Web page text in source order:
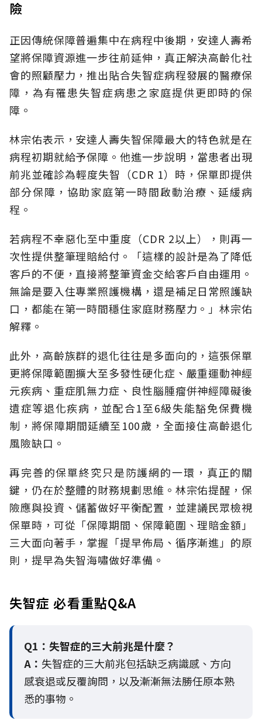
險
正因傳統保障普遍集中在病程中後期，安達人壽希
望將保障資源進一步往前延伸，真正解決高齡化社
會的照顧壓力，推出貼合失智症病程發展的醫療保
障，為有罹患失智症病患之家庭提供更即時的保
障。
林宗佑表示，安達人壽失智保障最大的特色就是在
病程初期就給予保障。他進一步說明，當患者出現
前兆並確診為輕度失智（CDR 1）時，保單即提供
部分保障，協助家庭第一時間啟動治療、延緩病
程。
若病程不幸惡化至中重度（CDR 2以上），則再一
次性提供整筆理賠給付。「這樣的設計是為了降低
客戶的不便，直接將整筆資金交給客戶自由運用。
無論是要入住專業照護機構，還是補足日常照護缺
口，都能在第一時間穩住家庭財務壓力。」林宗佑
解釋。
此外，高齡族群的退化往往是多面向的，這張保單
更將保障範圍擴大至多發性硬化症、嚴重運動神經
元疾病、重症肌無力症、良性腦腫瘤併神經障礙後
遺症等退化疾病，並配合1至6級失能豁免保費機
制，將保障期間延續至100歲，全面接住高齡退化
風險缺口。
再完善的保單終究只是防護網的一環，真正的關
鍵，仍在於整體的財務規劃思維。 林宗佑提醒，保
險應與投資、儲蓄做好平衡配置，並建議民眾檢視
保單時，可從「保障期間、保障範圍、理賠金額」
三大面向著手，掌握「提早佈局、循序漸進」的原
則，提早為失智海嘯做好準備。
失智症 必看重點Q&A
Q1：失智症的三大前兆是什麼？
A： 失智症的三大前兆包括缺乏病識感、方向
感衰退或反覆詢問，以及漸漸無法勝任原本熟
悉的事物。